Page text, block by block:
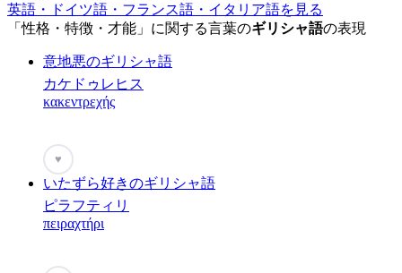
英語・ドイツ語・フランス語・イタリア語を見る
「性格・特徴・才能」に関する言葉のギリシャ語の表現
意地悪のギリシャ語
カケドゥレヒス
κακεντρεχής
♥
いたずら好きのギリシャ語
ピラフティリ
πειραχτήρι